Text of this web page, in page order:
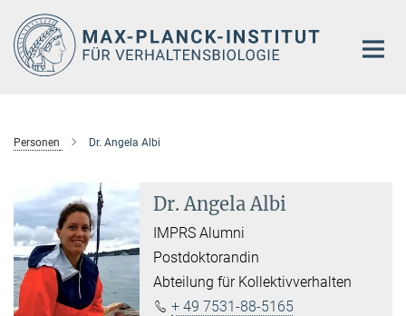
Hauptinhalt
Personen Dr. Angela Albi
Dr. Angela Albi
IMPRS Alumni
Postdoktorandin
Abteilung für Kollektivverhalten
+ 49 7531-88-5165